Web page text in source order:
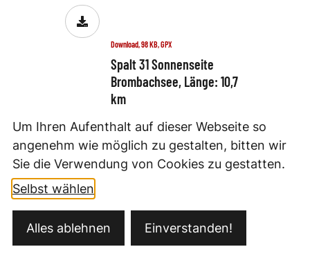
Download, 98 KB, GPX
Spalt 31 Sonnenseite
Brombachsee, Länge: 10,7
km
Download, 24 KB, GPX
Um Ihren Aufenthalt auf dieser Webseite so
angenehm wie möglich zu gestalten, bitten wir
Sie die Verwendung von Cookies zu gestatten.
Selbst wählen
Alles ablehnen Einverstanden!